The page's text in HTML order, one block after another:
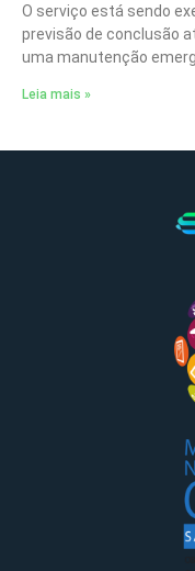
O serviço está sendo
previsão de conclusão
uma manutenção
Leia mais »